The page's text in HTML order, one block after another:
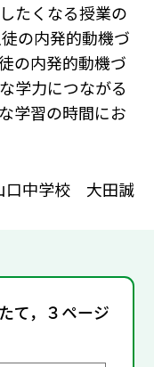
たくなる授業の
の内発的動機づ
の内発的動機づ
学力につながる
学習の時間にお
口中学校 大田誠
て，３ページ